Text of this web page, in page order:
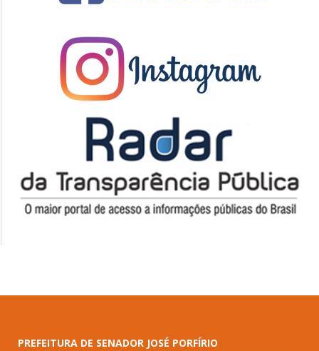
PREFEITURA DE SENADOR JOSÉ PORFÍRIO